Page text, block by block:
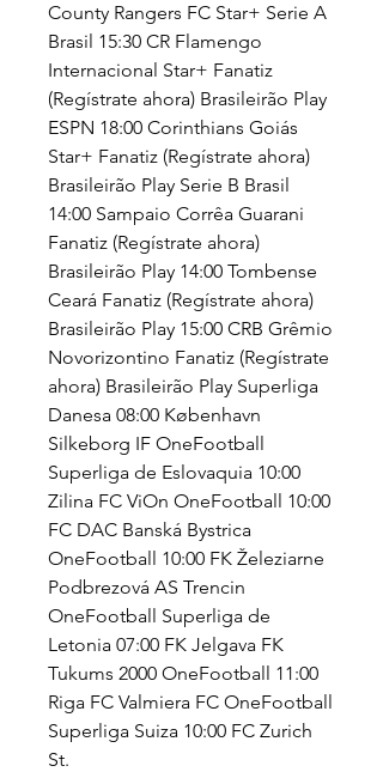
County Rangers FC Star+ Serie A
Brasil 15:30 CR Flamengo
Internacional Star+ Fanatiz
(Regístrate ahora) Brasileirão Play
ESPN 18:00 Corinthians Goiás
Star+ Fanatiz (Regístrate ahora)
Brasileirão Play Serie B Brasil
14:00 Sampaio Corrêa Guarani
Fanatiz (Regístrate ahora)
Brasileirão Play 14:00 Tombense
Ceará Fanatiz (Regístrate ahora)
Brasileirão Play 15:00 CRB Grêmio
Novorizontino Fanatiz (Regístrate
ahora) Brasileirão Play Superliga
Danesa 08:00 København
Silkeborg IF OneFootball
Superliga de Eslovaquia 10:00
Zilina FC ViOn OneFootball 10:00
FC DAC Banská Bystrica
OneFootball 10:00 FK Železiarne
Podbrezová AS Trencin
OneFootball Superliga de
Letonia 07:00 FK Jelgava FK
Tukums 2000 OneFootball 11:00
Riga FC Valmiera FC OneFootball
Superliga Suiza 10:00 FC Zurich
St.